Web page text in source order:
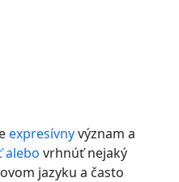
expresívnyvýznam a
alebo vrhnúť nejaký
jazyku a často